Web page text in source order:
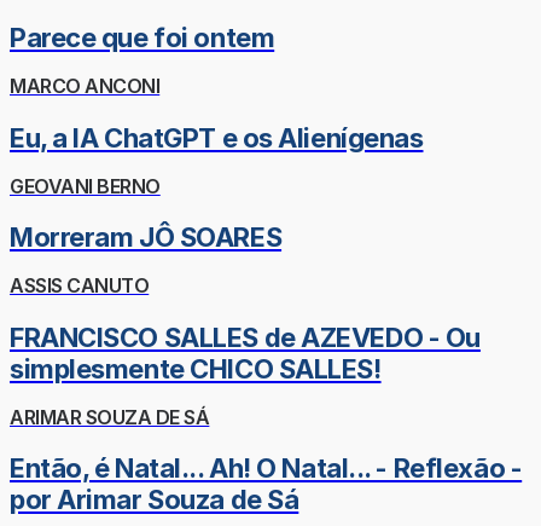
Parece que foi ontem
MARCO ANCONI
Eu, a IA ChatGPT e os Alienígenas
GEOVANI BERNO
Morreram JÔ SOARES
ASSIS CANUTO
FRANCISCO SALLES de AZEVEDO - Ou
simplesmente CHICO SALLES!
ARIMAR SOUZA DE SÁ
Então, é Natal... Ah! O Natal... - Reflexão -
por Arimar Souza de Sá